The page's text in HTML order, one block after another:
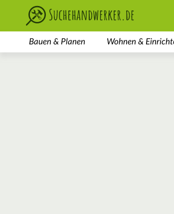
Bauen & Planen Wohnen &